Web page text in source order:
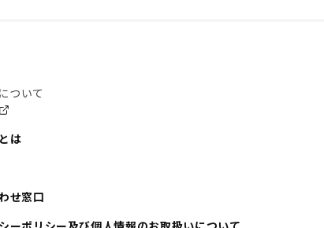
ついて
は
せ窓口